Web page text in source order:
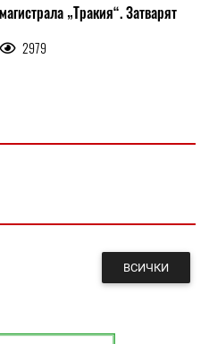
„Тракия“. Затварят
2979
ВСИЧКИ